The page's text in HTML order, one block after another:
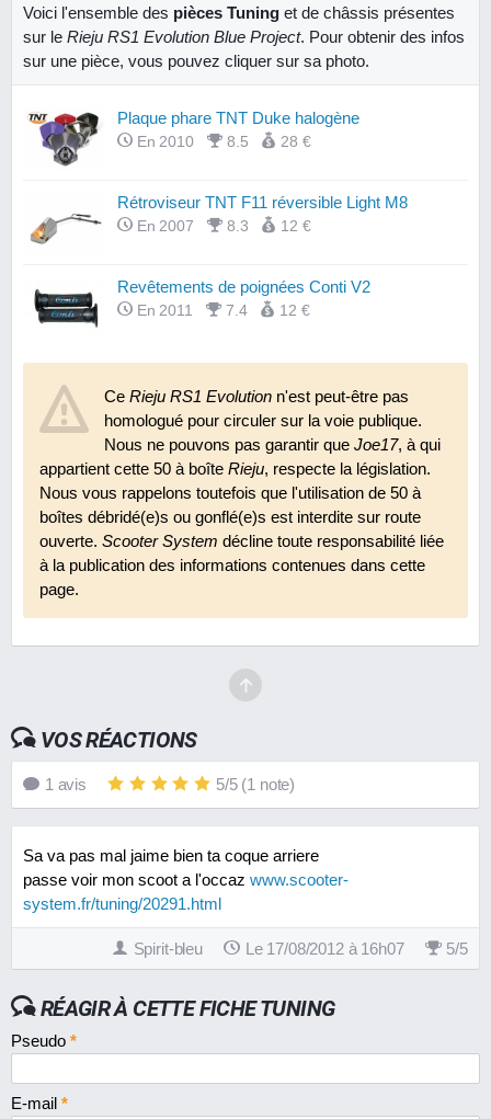
Voici l'ensemble des pièces Tuning et de châssis présentes
sur le Rieju RS1 Evolution Blue Project. Pour obtenir des infos
sur une pièce, vous pouvez cliquer sur sa photo.
Plaque phare TNT Duke halogène
En 2010 8.5 28 €
Rétroviseur TNT F11 réversible Light M8
En 2007 8.3 12 €
Revêtements de poignées Conti V2
En 2011 7.4 12 €
CeRieju RS1 Evolution n'est peut-être pas
homologué pour circuler sur la voie publique.
Nous ne pouvons pas garantir queJoe17, à qui
appartient cette 50 à boîte Rieju, respecte la législation.
Nous vous rappelons toutefois que l'utilisation de 50 à
boîtes débridé(e)s ou gonflé(e)s est interdite sur route
ouverte. Scooter System décline toute responsabilité liée
à la publication des informations contenues dans cette
page.
VOS RÉACTIONS
1 avis 5/5(1 note)
Sa va pas mal jaime bien ta coque arriere
passe voir mon scoot a l'occaz www.scooter-
system.fr/tuning/20291.html
Spirit-bleu Le 17/08/2012 à 16h07 5/5
RÉAGIR À CETTE FICHE TUNING
Pseudo *
E-mail *